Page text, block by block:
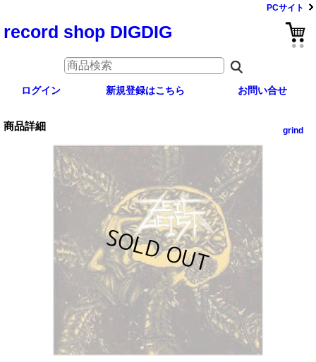
PCサイト
record shop DIGDIG
ログイン 新規登録はこちら お問い合せ
商品詳細 grind